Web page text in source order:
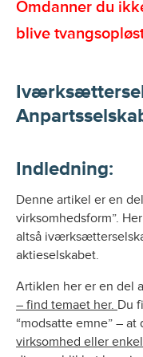
Omdanner du
blive
Indledning:
Denne artikel er en
virksomhedsform”.
altså
aktieselskabet.
Artiklen her er en del
– find temaet her. Du
“modsatte emne” –
virksomhed eller